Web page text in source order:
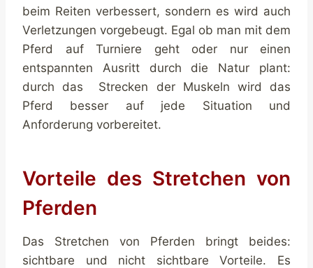
beim Reiten verbessert, sondern es wird auch
Verletzungen vorgebeugt. Egal ob man mit dem
Pferd auf Turniere geht oder nur einen
entspannten Ausritt durch die Natur plant:
durch das Strecken der Muskeln wird das
Pferd besser auf jede Situation und
Anforderung vorbereitet.
Vorteile des Stretchen von
Pferden
Das Stretchen von Pferden bringt beides:
sichtbare und nicht sichtbare Vorteile. Es